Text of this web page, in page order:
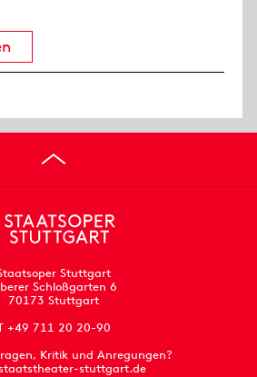
Stuttgart
Schloßgarten 6
70173 Stuttgart
+49 711 20 20-90
Kritik und Anregungen?
stuttgart.de